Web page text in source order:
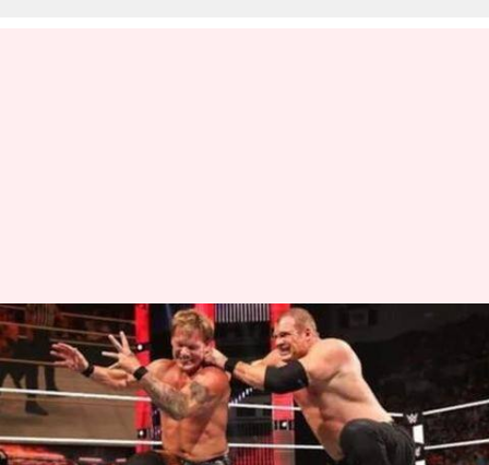
WWE: कंपनी के सबसे बड़े 5
सुपरस्टार्स जो कभी भी नहीं जीते हैं
रॉयल रंबल
लेखन Neeraj Pandey Mar 23, 2019 05:58 pm